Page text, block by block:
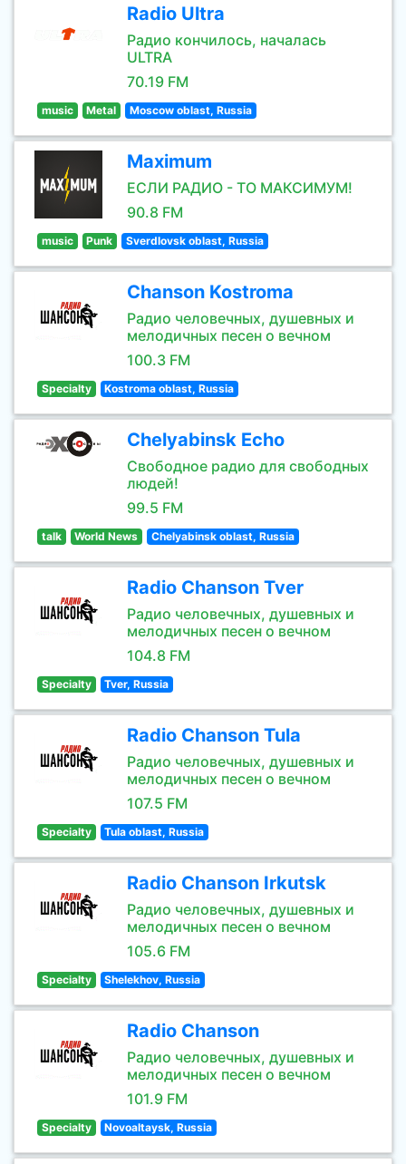
Radio Ultra
Радио кончилось, началась
ULTRA
70.19 FM
music Metal Moscow oblast, Russia
Maximum
ЕСЛИ РАДИО - ТО МАКСИМУМ!
90.8 FM
music Punk Sverdlovsk oblast, Russia
Chanson Kostroma
Радио человечных, душевных и
мелодичных песен о вечном
100.3 FM
Specialty Kostroma oblast, Russia
Chelyabinsk Echo
Свободное радио для свободных
людей!
99.5 FM
talk World News Chelyabinsk oblast, Russia
Radio Chanson Tver
Радио человечных, душевных и
мелодичных песен о вечном
104.8 FM
Specialty Tver, Russia
Radio Chanson Tula
Радио человечных, душевных и
мелодичных песен о вечном
107.5 FM
Specialty Tula oblast, Russia
Radio Chanson Irkutsk
Радио человечных, душевных и
мелодичных песен о вечном
105.6 FM
Specialty Shelekhov, Russia
Radio Chanson
Радио человечных, душевных и
мелодичных песен о вечном
101.9 FM
Specialty Novoaltaysk, Russia